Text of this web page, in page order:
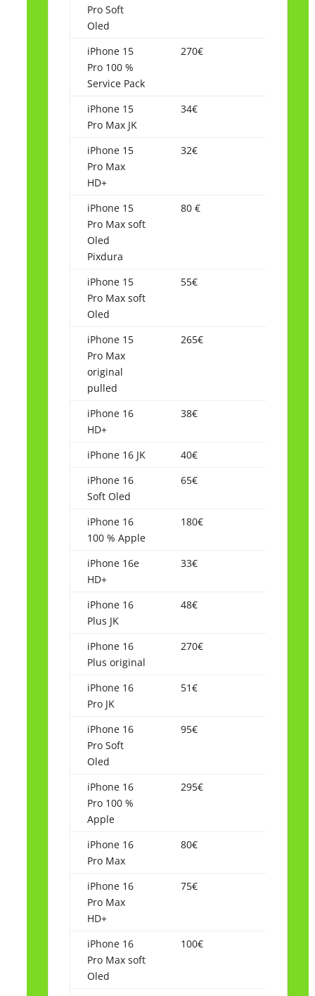
Pro Soft
Oled
iPhone 15
Pro 100 %
Service Pack
270€
iPhone 15
Pro Max JK
34€
iPhone 15
Pro Max
HD+
32€
iPhone 15
Pro Max soft
Oled
Pixdura
80 €
iPhone 15
Pro Max soft
Oled
55€
iPhone 15
Pro Max
original
pulled
265€
iPhone 16
HD+
38€
iPhone 16 JK
40€
iPhone 16
Soft Oled
65€
iPhone 16
100 % Apple
180€
iPhone 16e
HD+
33€
iPhone 16
Plus JK
48€
iPhone 16
Plus original
270€
iPhone 16
Pro JK
51€
iPhone 16
Pro Soft
Oled
95€
iPhone 16
Pro 100 %
Apple
295€
iPhone 16
Pro Max
80€
iPhone 16
Pro Max
HD+
75€
iPhone 16
Pro Max soft
Oled
100€